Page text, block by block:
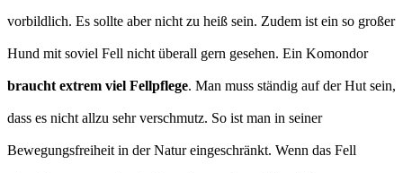
vorbildlich. Es sollte aber nicht zu heiß sein. Zudem ist ein so großer
Hund mit soviel Fell nicht überall gern gesehen. Ein Komondor
braucht extrem viel Fellpflege. Man muss ständig auf der Hut sein,
dass es nicht allzu sehr verschmutz. So ist man in seiner
Bewegungsfreiheit in der Natur eingeschränkt. Wenn das Fell